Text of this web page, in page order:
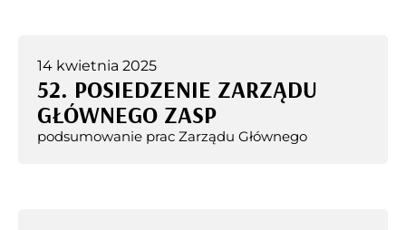
14 kwietnia 2025
52. POSIEDZENIE ZARZĄDU
GŁÓWNEGO ZASP
podsumowanie prac Zarządu Głównego